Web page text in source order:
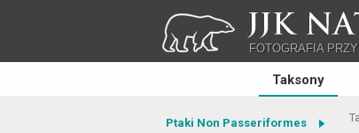
JJK
FOTOGRAFIA
Taksony
Ptaki Non Passeriformes